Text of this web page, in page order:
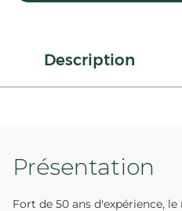
Description
Présentation
Fort de 50 ans d'expérience,